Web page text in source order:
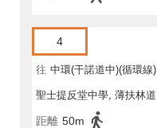
4
往 中環(干諾道中)(循環線)
聖士提反堂中學, 薄扶林道
距離 50m